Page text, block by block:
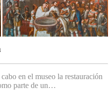
en el museo la restauración
parte de un…